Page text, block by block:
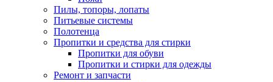
Пилы, топоры, лопаты
Питьевые системы
Полотенца
Пропитки и средства для стирки
Пропитки для обуви
Пропитки и стирки для одежды
Ремонт и запчасти